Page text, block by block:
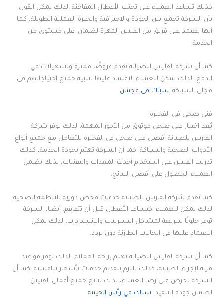
كذلك تساعد العملاء على تجنب الأعطال المفاجئة. لذلك يمكن القول
بأن الشركة تجمع بين الجودة والاحترافية والخبرة العملية الطويلة، كما
أنها تعتمد على فريق من الفنيين المهرة لضمان أعلى مستوى من
الخدمة.
كما أن شركة الفارس للصيانة تقدم عروضًا مميزة وتسهيلات في
الدفع، لذلك يمكن للعملاء الاعتماد عليها لتلبية جميع احتياجاتهم في
مجال السباكة. سباك في عجمان
فني صحي في الفجيرة
يُعد اختيار فني صحي موثوق من الأمور المهمة، لذلك توفر شركة
الفارس للصيانة أفضل فني صحي في الفجيرة للتعامل مع جميع أنواع
الأدوات الصحية والسباكة. كما أن الشركة تهتم بجودة الخدمة، كذلك
تدريب الفنيين على استخدام أحدث المعدات والتقنيات، لذلك يضمن
العملاء الحصول على أفضل النتائج.
كما تقدم شركة الفارس للصيانة خدمات فحص دورية للأنظمة الصحية،
لذلك يمكن للعملاء اكتشاف الأعطال قبل أن تتفاقم. أيضا، الشركة
توفر حلولًا سريعة لمشاكل التسريبات والانسدادات، لذلك يمكن
الاعتماد عليها في الحالات الطارئة دون تردد.
كما أن شركة الفارس للصيانة تهتم براحة العملاء، لذلك توفر مواعيد
مرنة لإجراء الصيانة، كذلك تلتزم بتقديم خدمات بأسعار تنافسية. كما أن
الشركة تحرص على رضا العملاء، لذلك تتابع جميع أعمال الفنيين
لضمان جودة التنفيذ. سباك في رأس الخيمة